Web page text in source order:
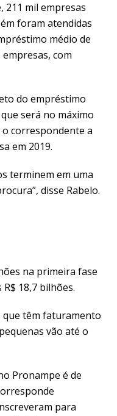
211 mil empresas
foram atendidas
médio de
empresas, com
do empréstimo
será no máximo
o correspondente a
em 2019.
terminem em uma
disse Rabelo.
na primeira fase
18,7 bilhões.
que têm faturamento
vão até o
Pronampe é de
para